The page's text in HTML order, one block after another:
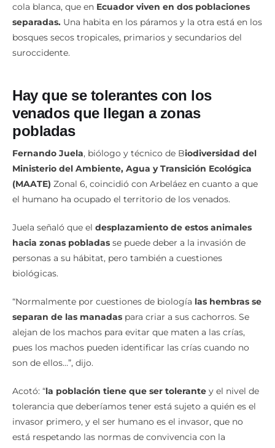
cola blanca, que en Ecuador viven en dos poblaciones
separadas. Una habita en los páramos y la otra está en los
bosques secos tropicales, primarios y secundarios del
suroccidente.
Hay que se tolerantes con los
venados que llegan a zonas
pobladas
Fernando Juela, biólogo y técnico de Biodiversidad del
Ministerio del Ambiente, Agua y Transición Ecológica
(MAATE) Zonal 6, coincidió con Arbeláez en cuanto a que
el humano ha ocupado el territorio de los venados.
Juela señaló que el desplazamiento de estos animales
hacia zonas pobladas se puede deber a la invasión de
personas a su hábitat, pero también a cuestiones
biológicas.
“Normalmente por cuestiones de biología las hembras se
separan de las manadas para criar a sus cachorros. Se
alejan de los machos para evitar que maten a las crías,
pues los machos pueden identificar las crías cuando no
son de ellos…”, dijo.
Acotó: “la población tiene que ser tolerante y el nivel de
tolerancia que deberíamos tener está sujeto a quién es el
invasor primero, y el ser humano es el invasor, que no
está respetando las normas de convivencia con la